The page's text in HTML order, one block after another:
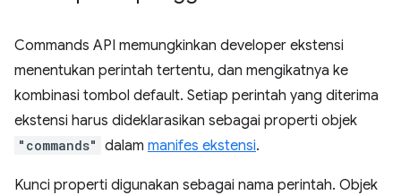
Commands API memungkinkan developer ekstensi
menentukan perintah tertentu, dan mengikatnya ke
kombinasi tombol default. Setiap perintah yang diterima
ekstensi harus dideklarasikan sebagai properti objek
"commands" dalam manifes ekstensi.
Kunci properti digunakan sebagai nama perintah. Objek